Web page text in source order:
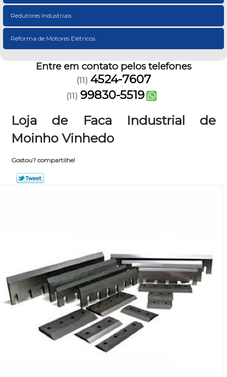
Redutores Industriais
Reforma de Motores Elétricos
Entre em contato pelos telefones
(11) 4524-7607
(11) 99830-5519
Loja de Faca Industrial de
Moinho Vinhedo
Gostou? compartilhe!